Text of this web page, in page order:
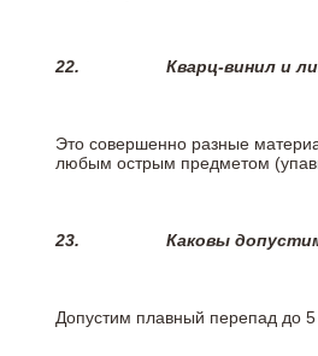
22. Кварц-винил и
Это совершенно разные
любым острым предметом
23. Каковы
Допустим плавный перепад до